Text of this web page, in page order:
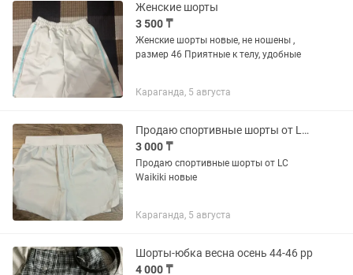
Женские шорты
3 500 ₸
Женские шорты новые, не ношены ,
размер 46 Приятные к телу, удобные
Караганда, 5 августа
Продаю спортивные шорты от LC Waikiki
3 000 ₸
Продаю спортивные шорты от LC
Waikiki новые
Караганда, 5 августа
Шорты-юбка весна осень 44-46 рр
4 000 ₸